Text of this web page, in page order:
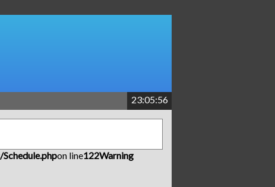
23:05:56
on line122Warning